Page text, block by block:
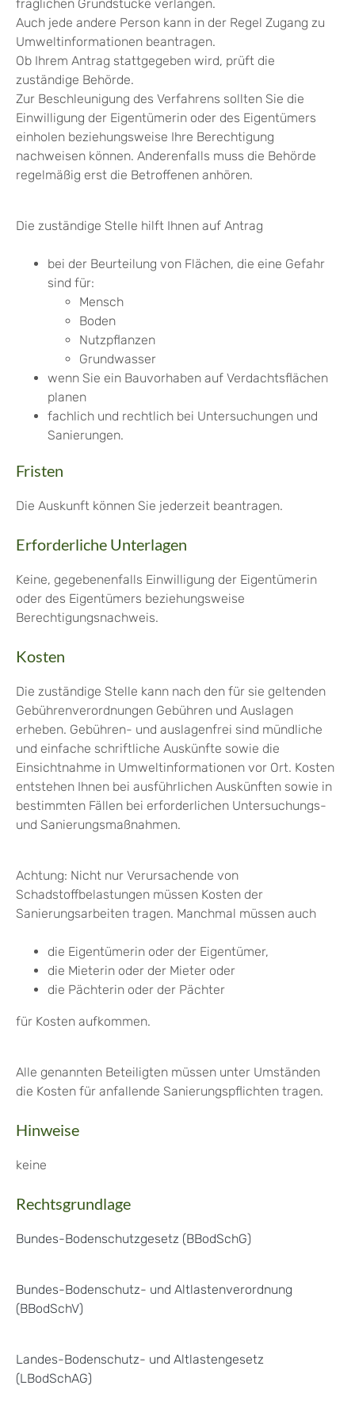
fraglichen Grundstücke verlangen.
Auch jede andere Person kann in der Regel Zugang zu
Umweltinformationen beantragen.
Ob Ihrem Antrag stattgegeben wird, prüft die
zuständige Behörde.
Zur Beschleunigung des Verfahrens sollten Sie die
Einwilligung der Eigentümerin oder des Eigentümers
einholen beziehungsweise Ihre Berechtigung
nachweisen können. Anderenfalls muss die Behörde
regelmäßig erst die Betroffenen anhören.
Die zuständige Stelle hilft Ihnen auf Antrag
bei der Beurteilung von Flächen, die eine Gefahr
sind für:
Mensch
Boden
Nutzpflanzen
Grundwasser
wenn Sie ein Bauvorhaben auf Verdachtsflächen
planen
fachlich und rechtlich bei Untersuchungen und
Sanierungen.
Fristen
Die Auskunft können Sie jederzeit beantragen.
Erforderliche Unterlagen
Keine, gegebenenfalls Einwilligung der Eigentümerin
oder des Eigentümers beziehungsweise
Berechtigungsnachweis.
Kosten
Die zuständige Stelle kann nach den für sie geltenden
Gebührenverordnungen Gebühren und Auslagen
erheben. Gebühren- und auslagenfrei sind mündliche
und einfache schriftliche Auskünfte sowie die
Einsichtnahme in Umweltinformationen vor Ort. Kosten
entstehen Ihnen bei ausführlichen Auskünften sowie in
bestimmten Fällen bei erforderlichen Untersuchungs-
und Sanierungsmaßnahmen.
Achtung: Nicht nur Verursachende von
Schadstoffbelastungen müssen Kosten der
Sanierungsarbeiten tragen. Manchmal müssen auch
die Eigentümerin oder der Eigentümer,
die Mieterin oder der Mieter oder
die Pächterin oder der Pächter
für Kosten aufkommen.
Alle genannten Beteiligten müssen unter Umständen
die Kosten für anfallende Sanierungspflichten tragen.
Hinweise
keine
Rechtsgrundlage
Bundes-Bodenschutzgesetz (BBodSchG)
Bundes-Bodenschutz- und Altlastenverordnung
(BBodSchV)
Landes-Bodenschutz- und Altlastengesetz
(LBodSchAG)